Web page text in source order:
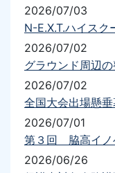
2026/07/03
N-E.X.T.ハイス
2026/07/02
グラウンド周辺
2026/07/02
全国大会出場懸
2026/07/01
第３回 脇高イノ
2026/06/26